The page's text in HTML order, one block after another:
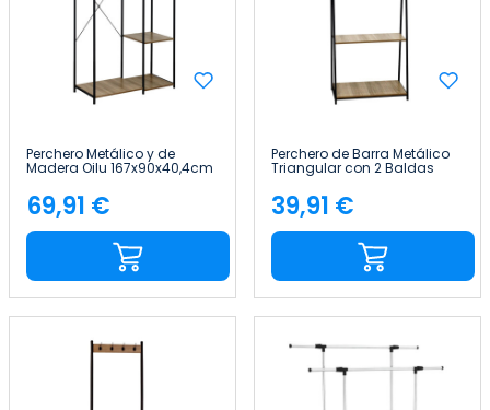
Perchero Metálico y de
Madera Oilu 167x90x40,4cm
Precio
69,91 €
Perchero de Barra Metálico
Triangular con 2 Baldas
Osto 150x64x40cm 7house
Precio
39,91 €